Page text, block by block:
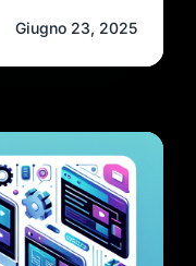
Giugno 23, 2025